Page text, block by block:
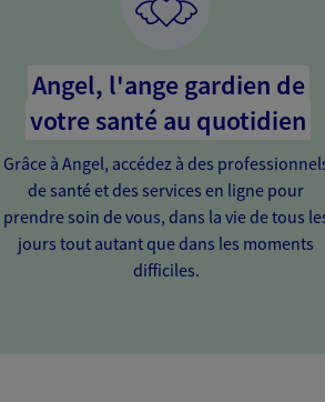
Angel, l'ange gardien de
votre santé au quotidien
Grâce à Angel, accédez à des
de santé et des services en ligne pour
prendre soin de vous, dans la vie de tous
jours tout autant que dans les moments
difficiles.